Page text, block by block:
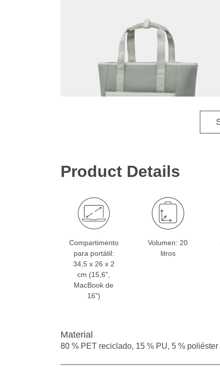
Product Details
Compartimento
para portátil:
34,5 x 26 x 2
cm (15,6",
MacBook de
16")
Volumen: 20
litros
Material
80 % PET reciclado, 15 % PU, 5 % poliéster